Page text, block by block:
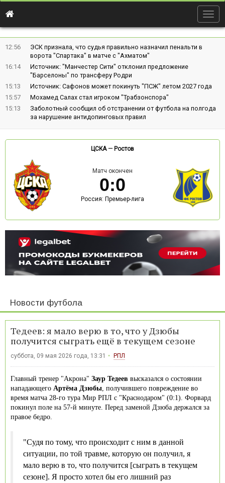
12:56
ЭСК признала, что судья правильно назначил пенальти в
ворота "Спартака" в матче с "Ахматом"
16:14
Источник: "Манчестер Сити" отклонил предложение
"Барселоны" по трансферу Родри
15:13
Источник: Сафонов может покинуть "ПСЖ" летом 2027 года
15:57
Мохамед Салах стал игроком "Трабзонспора"
15:13
Заболотный сообщил об отстранении от футбола на полгода
за нарушение антидопинговых правил
ЦСКА— Ростов
Матч окончен
0:0
Россия: Премьер-лига
Новости футбола
Тедеев: я мало верю в то, что у Дзюбы
получится сыграть ещё в текущем сезоне
суббота, 09 мая 2026 года, 13:31 РПЛ
Главный тренер "Акрона" Заур Тедеев высказался о состоянии
нападающего Артёма Дзюбы , получившего повреждение во
время матча 28-го тура Мир РПЛ с "Краснодаром" (0:1). Форвард
покинул поле на 57‑й минуте. Перед заменой Дзюба держался за
правое бедро.
"Судя по тому, что происходит с ним в данной
ситуации, по той травме, которую он получил, я
мало верю в то, что получится [сыграть в текущем
сезоне]. Я просто хотел бы его лишний раз